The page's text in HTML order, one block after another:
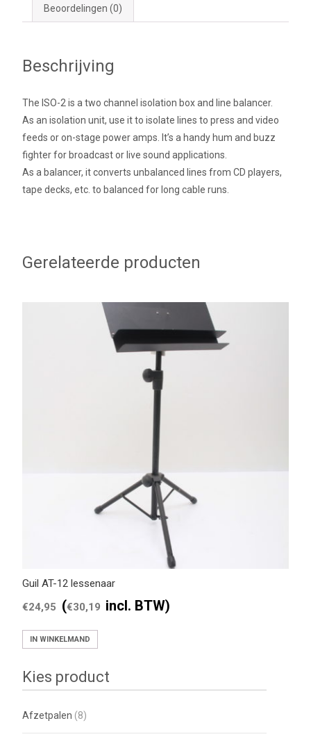
Beoordelingen (0)
Beschrijving
The ISO-2 is a two channel isolation box and line balancer.
As an isolation unit, use it to isolate lines to press and video
feeds or on-stage power amps. It’s a handy hum and buzz
fighter for broadcast or live sound applications.
As a balancer, it converts unbalanced lines from CD players,
tape decks, etc. to balanced for long cable runs.
Gerelateerde producten
Guil AT-12 lessenaar
€24,95 (€30,19 incl. BTW)
IN WINKELMAND
Kies product
Afzetpalen (8)